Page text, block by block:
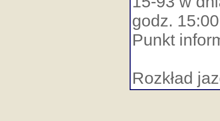
godz. 15:00
Punkt
Rozkład